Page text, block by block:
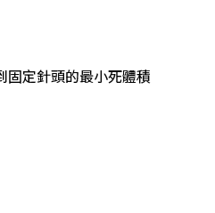
固定針頭的最小死體積